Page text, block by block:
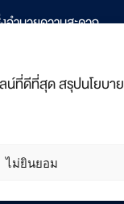
ลน์ที่ดีที่สุด สรุปนโยบาย
ไม่ยินยอม